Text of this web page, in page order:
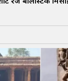
रेंज बैलिस्टिक